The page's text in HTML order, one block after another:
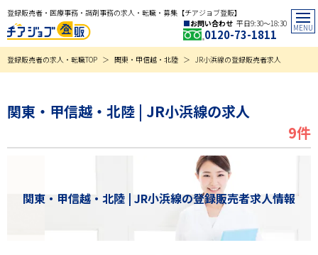
登録販売者・医療事務・調剤事務の求人・転職・募集【チアジョブ登販】
お問い合わせ 平日9:30〜18:30
0120-73-1811
登録販売者の求人・転職TOP 関東・甲信越・北陸 JR小浜線の登録販売者求人
関東・甲信越・北陸 | JR小浜線の求人
9件
関東・甲信越・北陸 | JR小浜線の登録販売者求人情報